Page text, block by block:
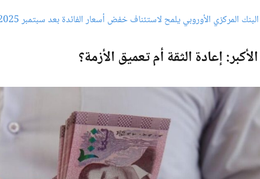
البنك المركزي الأوروبي يلمح لاستئناف خفض أسعار الفائدة بعد سبتمبر 2025
إعادة الثقة أم تعميق الأزمة؟